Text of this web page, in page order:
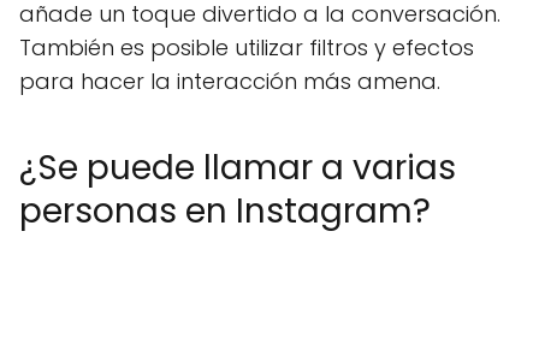
añade un toque divertido a la conversación.
También es posible utilizar filtros y efectos
para hacer la interacción más amena.
¿Se puede llamar a varias
personas en Instagram?